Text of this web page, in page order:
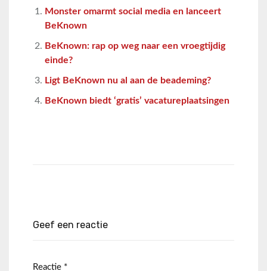
Monster omarmt social media en lanceert
BeKnown
BeKnown: rap op weg naar een vroegtijdig
einde?
Ligt BeKnown nu al aan de beademing?
BeKnown biedt ‘gratis’ vacatureplaatsingen
Geef een reactie
Reactie *